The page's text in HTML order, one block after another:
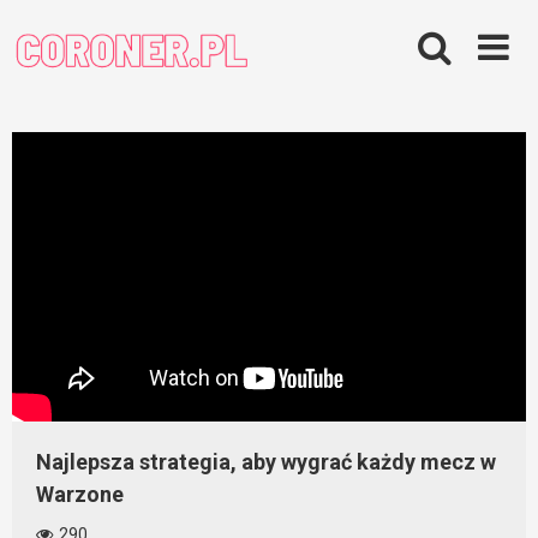
content
Najlepsza strategia, aby wygrać każdy mecz w
Warzone
290